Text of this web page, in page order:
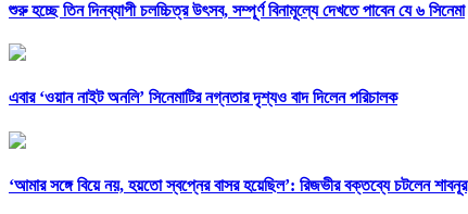
শুরু হচ্ছে তিন দিনব্যাপী চলচ্চিত্র উৎসব, সম্পূর্ণ বিনামূল্যে দেখতে পাবেন যে ৬ সিনেমা
এবার ‘ওয়ান নাইট অনলি’ সিনেমাটির নগ্নতার দৃশ্যও বাদ দিলেন পরিচালক
‘আমার সঙ্গে বিয়ে নয়, হয়তো স্বপ্নের বাসর হয়েছিল’: রিজভীর বক্তব্যে চটলেন শাবনূর